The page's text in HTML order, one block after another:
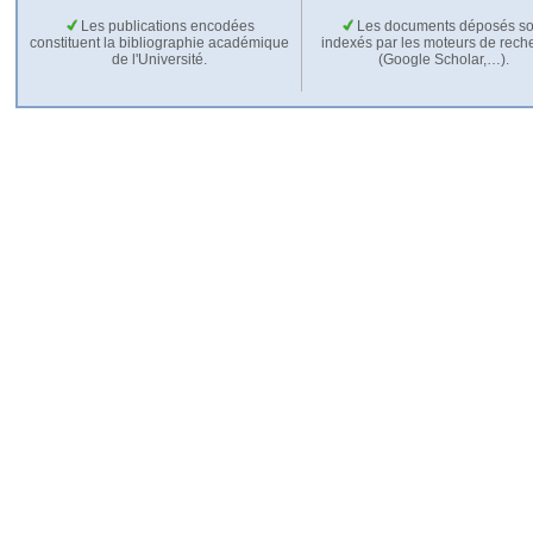
Les publications encodées
constituent la bibliographie académique
de l'Université.
Les documents déposés
indexés par les moteurs de
(Google Scholar,…).